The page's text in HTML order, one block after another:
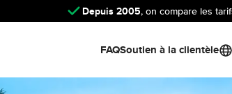
Depuis 2005, on compare les
FAQSoutien à la clientèle